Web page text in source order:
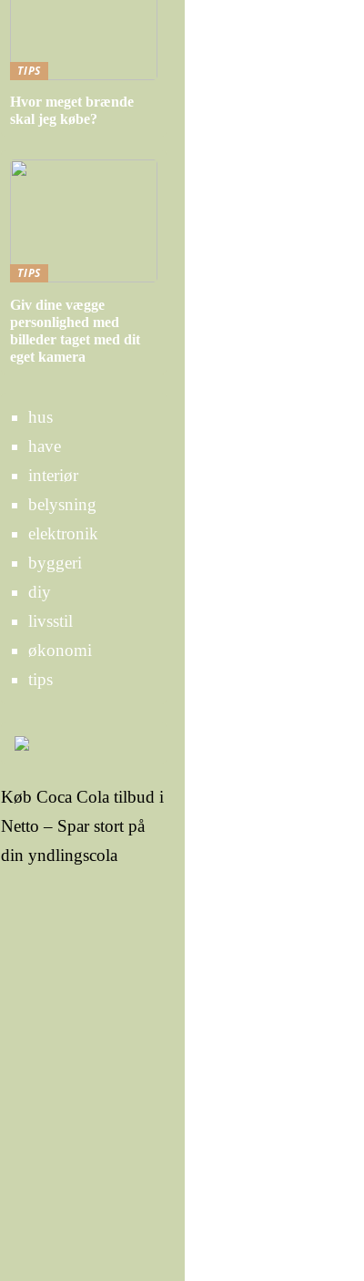
TIPS
Hvor meget brænde
skal jeg købe?
TIPS
Giv dine vægge
personlighed med
billeder taget med dit
eget kamera
hus
have
interiør
belysning
elektronik
byggeri
diy
livsstil
økonomi
tips
Køb Coca Cola tilbud i
Netto – Spar stort på
din yndlingscola